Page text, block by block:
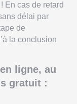
En cas de retard
délai par
de
la conclusion
ligne, au
gratuit :